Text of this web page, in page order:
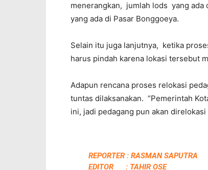
menerangkan, jumlah lods yang ada
yang ada di Pasar Bonggoeya.
Selain itu juga lanjutnya, ketika
harus pindah karena lokasi tersebut
Adapun rencana proses relokasi
tuntas dilaksanakan. “Pemerintah
ini, jadi pedagang pun akan direlokasi
REPORTER : RASMAN SAPUTRA
EDITOR : TAHIR OSE